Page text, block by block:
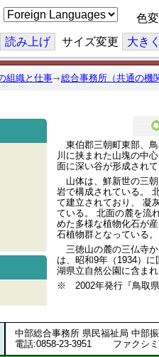
こ
の
ジ
翻
色
読み上げ サイズ変更 大き
組織と仕事 総合事務所（共通の機
東伯郡三朝町東部、鳥
川に挟まれた山塊の中
面に深い谷が形成されて
山体は、鮮新世の三朝
岩で構成されている。
て建立されており、 凝
ている。 北面の麓を流
めた多様な植物化石が
石植物群となっている。
三徳山の麓の三仏寺か
は、昭和9年（1934）
湖県立自然公園に含まれ
※ 2002年発行『鳥取
中部総合事務所 県民福祉局 中部
電話:0858-23-3951
ファクシミ